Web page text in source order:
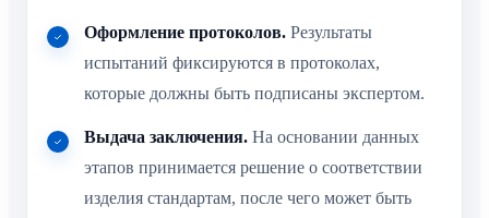
Оформление протоколов. Результаты
испытаний фиксируются в протоколах,
которые должны быть подписаны экспертом.
Выдача заключения. На основании данных
этапов принимается решение о соответствии
изделия стандартам, после чего может быть